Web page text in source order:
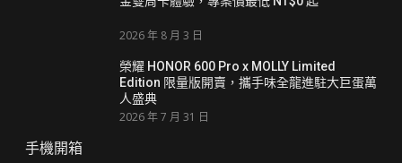
2026 年 8 月 3 日
榮耀 HONOR 600 Pro x MOLLY Limited
Edition 限量版開賣，攜手味全龍進駐大巨蛋萬
人盛典
2026 年 7 月 31 日
手機開箱